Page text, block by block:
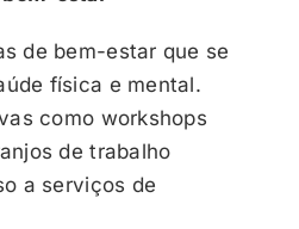
de bem-estar que se
física e mental.
como workshops
de trabalho
a serviços de